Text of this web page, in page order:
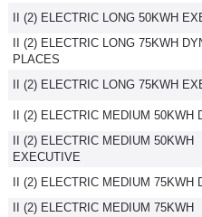
II (2) ELECTRIC LONG 50KWH
II (2) ELECTRIC LONG 75KWH
PLACES
II (2) ELECTRIC LONG 75KWH
II (2) ELECTRIC MEDIUM 50KWH
II (2) ELECTRIC MEDIUM 50KWH
EXECUTIVE
II (2) ELECTRIC MEDIUM 75KWH
II (2) ELECTRIC MEDIUM 75KWH